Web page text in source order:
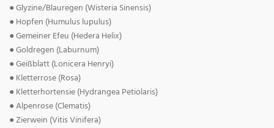
● Glyzine/Blauregen (Wisteria Sinensis)
● Hopfen (Humulus lupulus)
● Gemeiner Efeu (Hedera Helix)
● Goldregen (Laburnum)
● Geißblatt (Lonicera Henryi)
● Kletterrose (Rosa)
● Kletterhortensie (Hydrangea Petiolaris)
● Alpenrose (Clematis)
● Zierwein (Vitis Vinifera)